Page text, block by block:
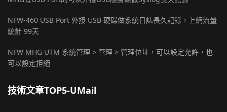
NFW-460 USB Port 外接 USB 硬碟做系統日誌長久記錄，上網流量
統計 99天
NFW MHG UTM 系統管理 > 管理 > 管理位址，可以設定允許，也
可以設定拒絕
技術文章TOP5-UMail